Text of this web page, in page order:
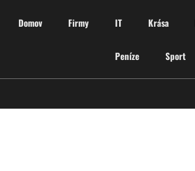
Domov Firmy IT Krása
Peníze Sport